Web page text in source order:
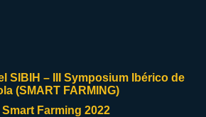
SIBIH – III Symposium Ibérico de
(SMART FARMING)
Farming 2022